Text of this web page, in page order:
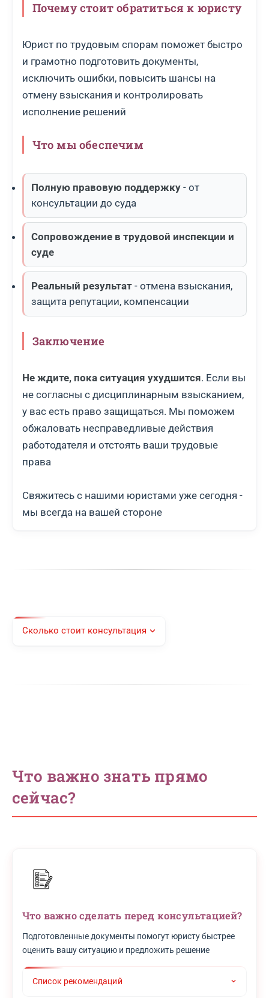
Почему стоит обратиться к юристу
Юрист по трудовым спорам поможет быстро
и грамотно подготовить документы,
исключить ошибки, повысить шансы на
отмену взыскания и контролировать
исполнение решений
Что мы обеспечим
Полную правовую поддержку - от
консультации до суда
Сопровождение в трудовой инспекции и
суде
Реальный результат - отмена взыскания,
защита репутации, компенсации
Заключение
Не ждите, пока ситуация ухудшится. Если вы
не согласны с дисциплинарным взысканием,
у вас есть право защищаться. Мы поможем
обжаловать несправедливые действия
работодателя и отстоять ваши трудовые
права
Свяжитесь с нашими юристами уже сегодня -
мы всегда на вашей стороне
Сколько стоит консультация
Что важно знать прямо
сейчас?
Что важно сделать перед консультацией?
Подготовленные документы помогут юристу быстрее
оценить вашу ситуацию и предложить решение
Список рекомендаций